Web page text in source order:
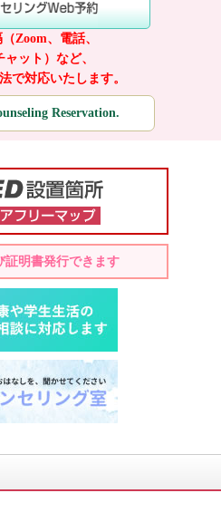
Zoom、電話、
ット）など、
で対応いたします。
Reservation.
証明書発行できます